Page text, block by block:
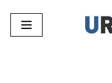
Vai